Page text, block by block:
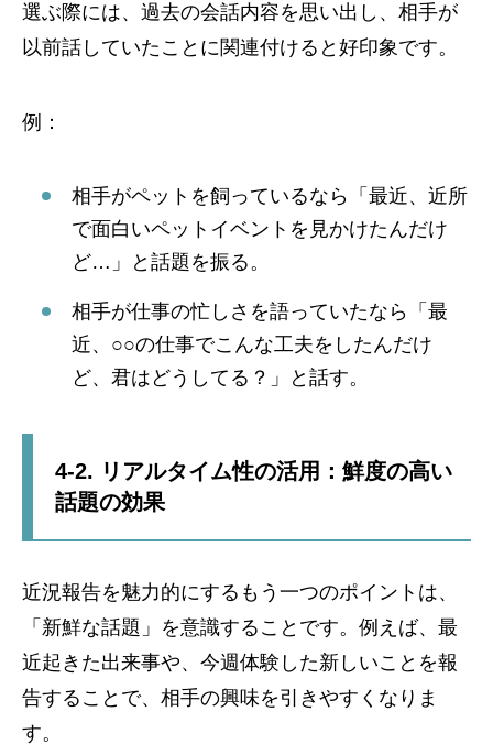
選ぶ際には、過去の会話内容を思い出し、相手が
以前話していたことに関連付けると好印象です。
例：
相手がペットを飼っているなら「最近、近所
で面白いペットイベントを見かけたんだけ
ど…」と話題を振る。
相手が仕事の忙しさを語っていたなら「最
近、○○の仕事でこんな工夫をしたんだけ
ど、君はどうしてる？」と話す。
4-2. リアルタイム性の活用：鮮度の高い
話題の効果
近況報告を魅力的にするもう一つのポイントは、
「新鮮な話題」を意識することです。例えば、最
近起きた出来事や、今週体験した新しいことを報
告することで、相手の興味を引きやすくなりま
す。